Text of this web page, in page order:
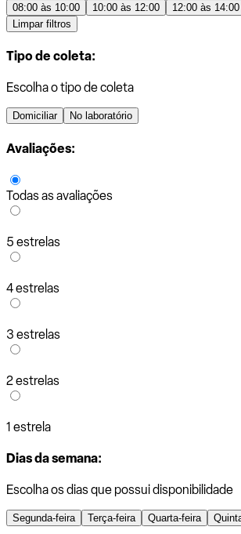
08:00 às 10:00 10:00 às 12:00 12:00 às 14:00
Limpar filtros
Tipo de coleta:
Escolha o tipo de coleta
Domiciliar No laboratório
Avaliações:
Todas as avaliações
5 estrelas
4 estrelas
3 estrelas
2 estrelas
1 estrela
Dias da semana:
Escolha os dias que possui disponibilidade
Segunda-feira Terça-feira Quarta-feira